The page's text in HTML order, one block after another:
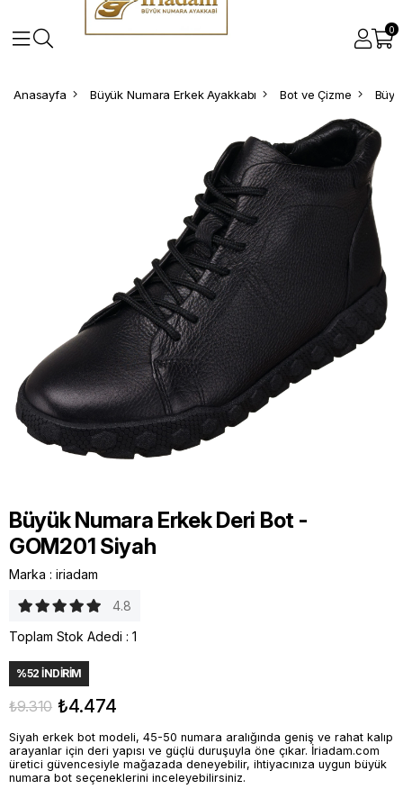
0
Anasayfa Büyük Numara Erkek Ayakkabı Bot ve Çizme
Büyük Numara Erkek Deri Bot -
GOM201 Siyah
Marka : iriadam
4.8
Toplam Stok Adedi : 1
%52 İNDIRIM
₺9.310 ₺4.474
Siyah erkek bot modeli, 45-50 numara aralığında geniş ve rahat kalıp
arayanlar için deri yapısı ve güçlü duruşuyla öne çıkar. İriadam.com
üretici güvencesiyle mağazada deneyebilir, ihtiyacınıza uygun büyük
numara bot seçeneklerini inceleyebilirsiniz.